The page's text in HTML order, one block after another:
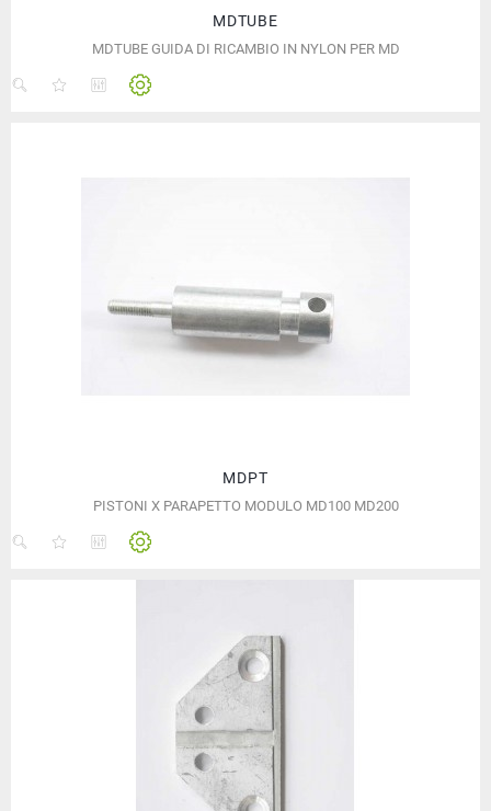
MDTUBE
MDTUBE GUIDA DI RICAMBIO IN NYLON PER MD
MDPT
PISTONI X PARAPETTO MODULO MD100 MD200